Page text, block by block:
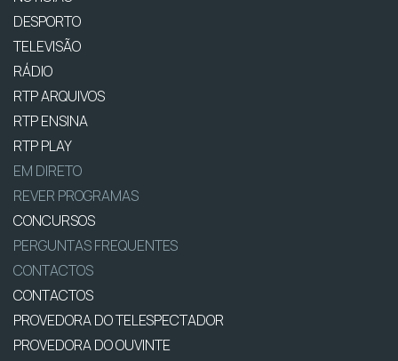
DESPORTO
TELEVISÃO
RÁDIO
RTP ARQUIVOS
RTP ENSINA
RTP PLAY
EM DIRETO
REVER PROGRAMAS
CONCURSOS
PERGUNTAS FREQUENTES
CONTACTOS
CONTACTOS
PROVEDORA DO TELESPECTADOR
PROVEDORA DO OUVINTE